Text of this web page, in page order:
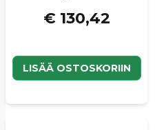
€ 130,42
LISÄÄ OSTOSKORIIN